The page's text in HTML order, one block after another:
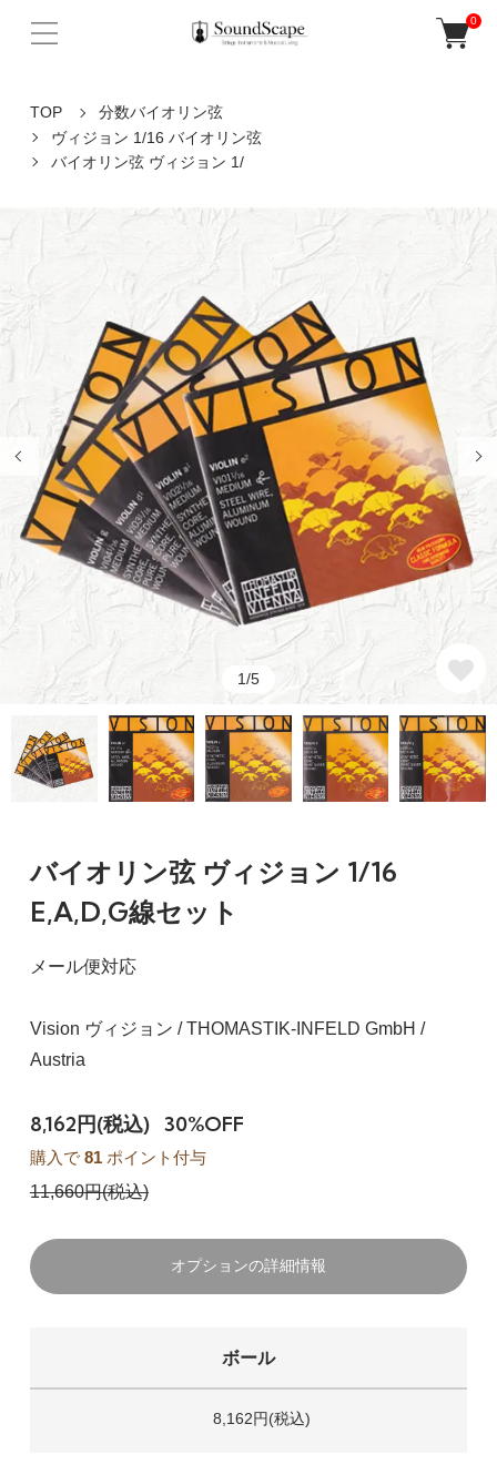
0
TOP
分数バイオリン弦
ヴィジョン 1/16 バイオリン弦
バイオリン弦 ヴィジョン 1/
1/5
バイオリン弦 ヴィジョン 1/16
E,A,D,G線セット
メール便対応
Vision ヴィジョン / THOMASTIK-INFELD GmbH /
Austria
8,162円(税込) 30%OFF
購入で 81ポイント付与
11,660円(税込)
オプションの詳細情報
ボール
8,162円(税込)